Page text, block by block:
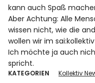
kann auch Spaß
Aber Achtung: Alle
wissen nicht, wie die
wollen wir im
Ich möchte ja auch
spricht.
KATEGORIEN Kollektiv